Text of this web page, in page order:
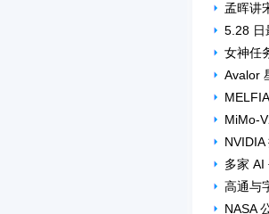
孟晖讲
5.28 日
女神任
Avalor
MiMo-
多家 AI
高通与
NASA